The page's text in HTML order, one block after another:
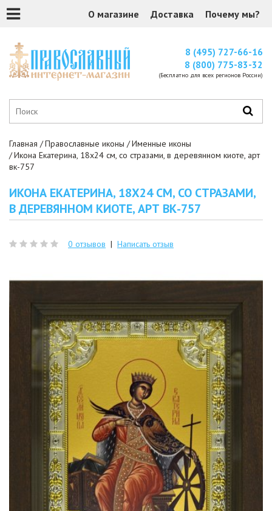
О магазине Доставка Почему мы?
8 (495) 727-66-16
8 (800) 775-83-32
(Бесплатно для всех регионов России)
Главная Православные иконы
Именные иконы
Икона Екатерина, 18x24 см, со стразами, в деревянном киоте, арт
вк-757
ИКОНА ЕКАТЕРИНА, 18X24 СМ, СО СТРАЗАМИ,
В ДЕРЕВЯННОМ КИОТЕ, АРТ ВК-757
0 отзывов | Написать отзыв